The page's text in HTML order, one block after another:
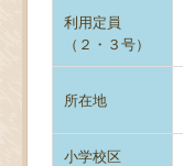
利用定員
（２・３号）
所在地
小学校区